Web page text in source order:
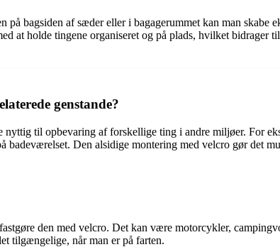
bagsiden af sæder eller i bagagerummet kan man skabe
at holde tingene organiseret og på plads, hvilket
genstande?
til opbevaring af forskellige ting i andre miljøer. For
Den alsidige montering med velcro gør det
den med velcro. Det kan være motorcykler,
tilgængelige, når man er på farten.